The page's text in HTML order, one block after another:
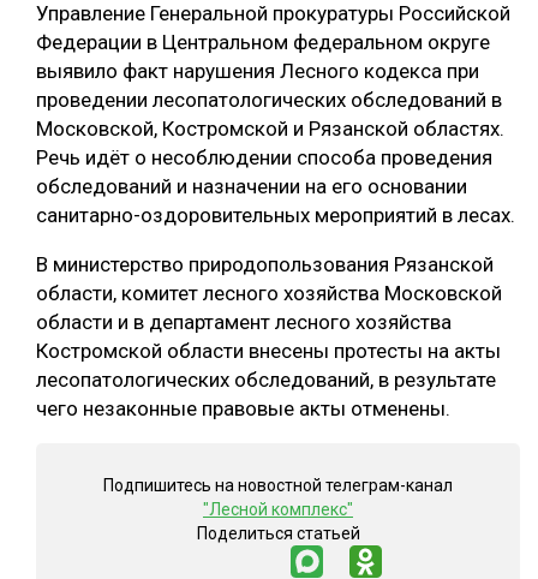
ЦИФРОВАЯ СРЕДА
БИОЭНЕРГЕТИКА
ЛЕСОВОССТАНОВЛЕНИЕ И ЗАЩИТА
ЛОГИСТИКА
ПРОИЗВОДСТВО ДРЕВЕСНЫХ ПЛИТ
КОМПЛЕКСНАЯ ПЕРЕРАБОТКА
ЛЕСОПИЛЕНИЕ
СОРТИРОВКА ДРЕВЕСИНЫ
СУШКА ДРЕВЕСИНЫ
РУБРИКИ
ТЕМАТИЧЕСКИЕ ПРОЕКТЫ
ПОДБОРКИ СТАТЕЙ
Управление Генеральной прокуратуры Российской
Федерации в Центральном федеральном округе
выявило факт нарушения Лесного кодекса при
проведении лесопатологических обследований в
Московской, Костромской и Рязанской областях.
Речь идёт о несоблюдении способа проведения
обследований и назначении на его основании
санитарно-оздоровительных мероприятий в лесах.
В министерство природопользования Рязанской
области, комитет лесного хозяйства Московской
области и в департамент лесного хозяйства
Костромской области внесены протесты на акты
лесопатологических обследований, в результате
чего незаконные правовые акты отменены.
Подпишитесь на новостной телеграм-канал
"Лесной комплекс"
Поделиться статьей